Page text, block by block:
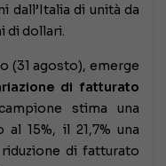
dall’Italia di unità da
di dollari.
(31 agosto), emerge
di fatturato
stima una
15%, il 21,7% una
di fatturato